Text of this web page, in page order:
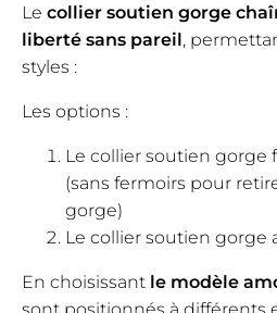
Le collier soutien gorge
liberté sans pareil,
styles :
Les options :
Le collier soutien gorge
(sans fermoirs pour
gorge)
Le collier soutien gorge
En choisissant le modèle